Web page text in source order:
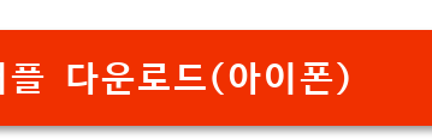
플 다운로드(아이폰)